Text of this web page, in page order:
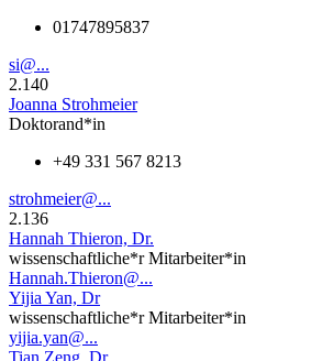
01747895837
si@...
2.140
Joanna Strohmeier
Doktorand*in
+49 331 567 8213
strohmeier@...
2.136
Hannah Thieron, Dr.
wissenschaftliche*r Mitarbeiter*in
Hannah.Thieron@...
Yijia Yan, Dr
wissenschaftliche*r Mitarbeiter*in
yijia.yan@...
Tian Zeng, Dr.